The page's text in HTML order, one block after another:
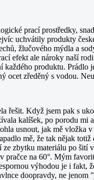
prací prostředky,
uchvátily produkty
žlučového mýdla a
efekt ale nároky naší
každého produktu.
zředěný s vodou.
řešit. Když jsem pak s
kalíšek, po porodu
usnout, jak mě
mě, že tak nějak
zbytku materiálu po
pračce na 60°. Mým
výhodou je i
doopravdy, ne jenom